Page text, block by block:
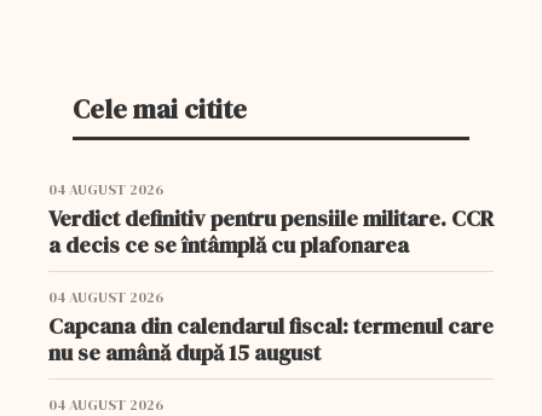
Cele mai citite
04 AUGUST 2026
Verdict definitiv pentru pensiile militare. CCR
a decis ce se întâmplă cu plafonarea
04 AUGUST 2026
Capcana din calendarul fiscal: termenul care
nu se amână după 15 august
04 AUGUST 2026